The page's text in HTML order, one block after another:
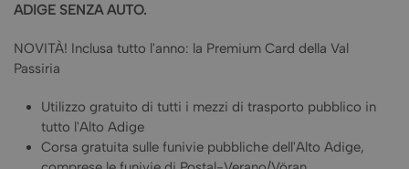
ADIGE SENZA AUTO.
NOVITÀ! Inclusa tutto l'anno: la Premium Card della Val
Passiria
Utilizzo gratuito di tutti i mezzi di trasporto pubblico in
tutto l'Alto Adige
Corsa gratuita sulle funivie pubbliche dell'Alto Adige,